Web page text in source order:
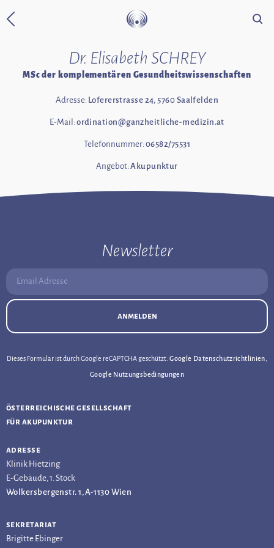
Zurück zur Startseite Suche
Dr. Elisabeth SCHREY
MSc der komplementären Gesundheitswissenschaften
Adresse: Lofererstrasse 24, 5760 Saalfelden
E-Mail:ordination@ganzheitliche-medizin.at
Telefonnummer:06582/75531
Angebot:Akupunktur
Newsletter
Email Adresse:
anmelden
Dieses Formular ist durch Google reCAPTCHA geschützt.Google Datenschutzrichtlinien
Google Nutzungsbedingungen
österreichische gesellschaft
für akupunktur
adresse
Klinik Hietzing
E-Gebäude, 1. Stock
Wolkersbergenstr. 1, A-1130 Wien
sekretariat
Brigitte Ebinger